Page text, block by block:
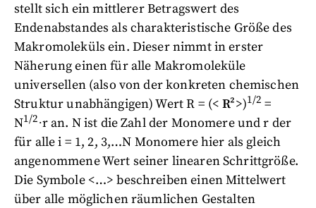
stellt sich ein mittlerer Betragswert des
Endenabstandes als charakteristische Größe des
Makromoleküls ein. Dieser nimmt in erster
Näherung einen für alle Makromoleküle
universellen (also von der konkreten chemischen
Struktur unabhängigen) Wert R = (<R²>)1/2 =
N1/2∙r an. N ist die Zahl der Monomere und r der
für alle i = 1, 2, 3,…N Monomere hier als gleich
angenommene Wert seiner linearen Schrittgröße.
Die Symbole <…> beschreiben einen Mittelwert
über alle möglichen räumlichen Gestalten